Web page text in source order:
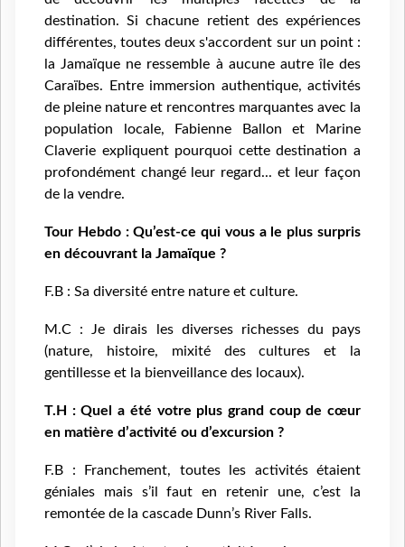
destination. Si chacune retient des expériences
différentes, toutes deux s'accordent sur un point :
la Jamaïque ne ressemble à aucune autre île des
Caraïbes. Entre immersion authentique, activités
de pleine nature et rencontres marquantes avec la
population locale, Fabienne Ballon et Marine
Claverie expliquent pourquoi cette destination a
profondément changé leur regard... et leur façon
de la vendre.
Tour Hebdo : Qu’est-ce qui vous a le plus surpris
en découvrant la Jamaïque ?
F.B : Sa diversité entre nature et culture.
M.C : Je dirais les diverses richesses du pays
(nature, histoire, mixité des cultures et la
gentillesse et la bienveillance des locaux).
T.H : Quel a été votre plus grand coup de cœur
en matière d’activité ou d’excursion ?
F.B : Franchement, toutes les activités étaient
géniales mais s’il faut en retenir une, c’est la
remontée de la cascade Dunn’s River Falls.